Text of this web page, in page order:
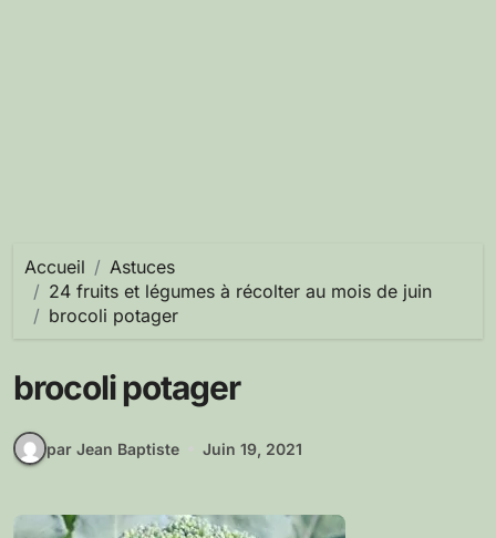
Accueil
Astuces
24 fruits et légumes à récolter au mois de juin
brocoli potager
brocoli potager
par Jean Baptiste Juin 19, 2021